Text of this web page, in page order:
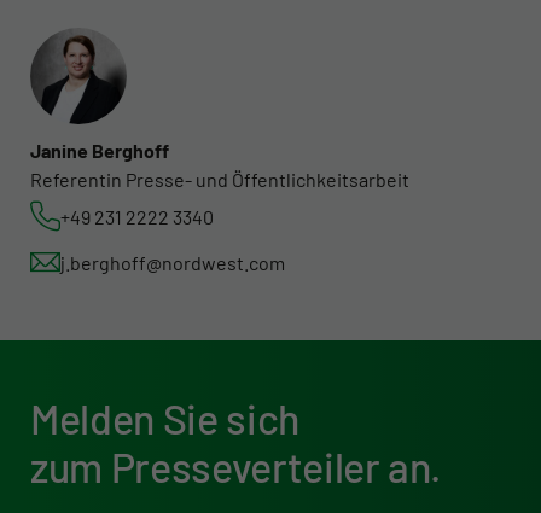
Janine Berghoff
Referentin Presse- und Öffentlichkeitsarbeit
+49 231 2222 3340
j.berghoff@nordwest.com
Melden Sie sich
zum Presse­verteiler an.